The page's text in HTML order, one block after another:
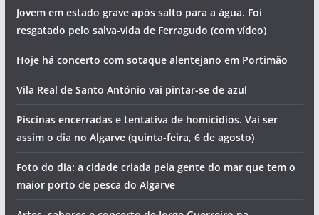
Jovem em estado grave após salto para a água. Foi
resgatado pelo salva-vida de Ferragudo (com vídeo)
Hoje há concerto com sotaque alentejano em Portimão
Vila Real de Santo António vai pintar-se de azul
Piscinas encerradas e tentativa de homicídios. Vai ser
assim o dia no Algarve (quinta-feira, 6 de agosto)
Foto do dia: a cidade criada pela gente do mar que tem o
maior porto de pesca do Algarve